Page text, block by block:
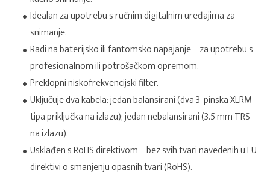
Idealan za upotrebu s ručnim digitalnim uređajima za
snimanje.
Radi na baterijsko ili fantomsko napajanje – za upotrebu s
profesionalnom ili potrošačkom opremom.
Preklopni niskofrekvencijski filter.
Uključuje dva kabela: jedan balansirani (dva 3-pinska XLRM-
tipa priključka na izlazu); jedan nebalansirani (3.5 mm TRS
na izlazu).
Usklađen s RoHS direktivom – bez svih tvari navedenih u EU
direktivi o smanjenju opasnih tvari (RoHS).